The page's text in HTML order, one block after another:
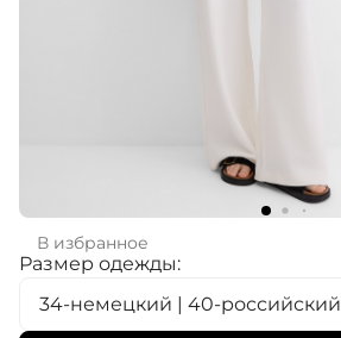
В избранное
Размер одежды:
34-немецкий | 40-российский